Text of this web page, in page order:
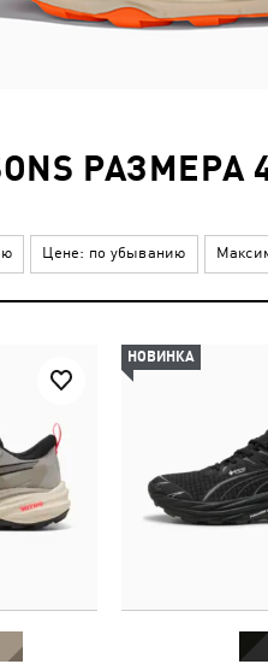
РАЗМЕРА
Цене: по убыванию
НОВИНКА